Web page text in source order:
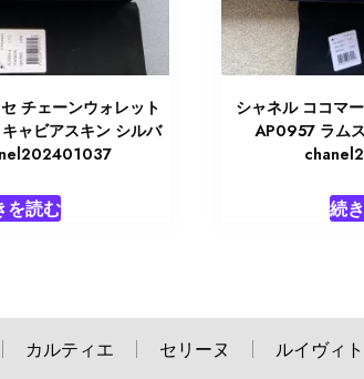
チェーンウォレット
ャビアスキン シルバ
を読む
シャネル ココマ
AP0957 ラム
続
カルティエ セリーヌ ルイヴィ